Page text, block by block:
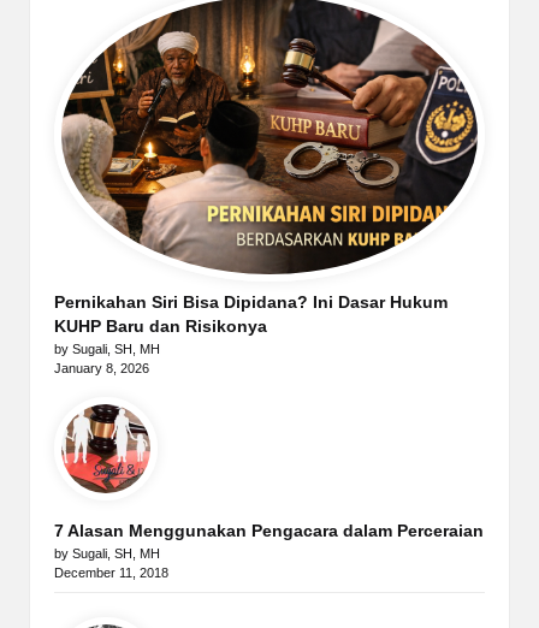
Pernikahan Siri Bisa Dipidana? Ini Dasar Hukum
KUHP Baru dan Risikonya
by Sugali, SH, MH
January 8, 2026
7 Alasan Menggunakan Pengacara dalam Perceraian
by Sugali, SH, MH
December 11, 2018